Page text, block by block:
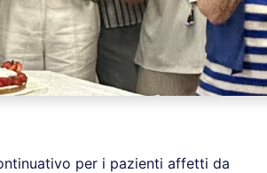
per i pazienti affetti da